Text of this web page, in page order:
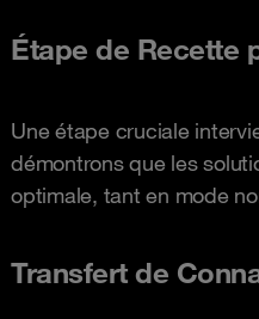
Étape de Recette
Une étape cruciale
démontrons que les
optimale, tant en mode
Transfert de